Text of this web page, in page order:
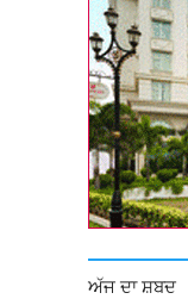
ਅੱਜ ਦਾ ਸ਼ਬਦ